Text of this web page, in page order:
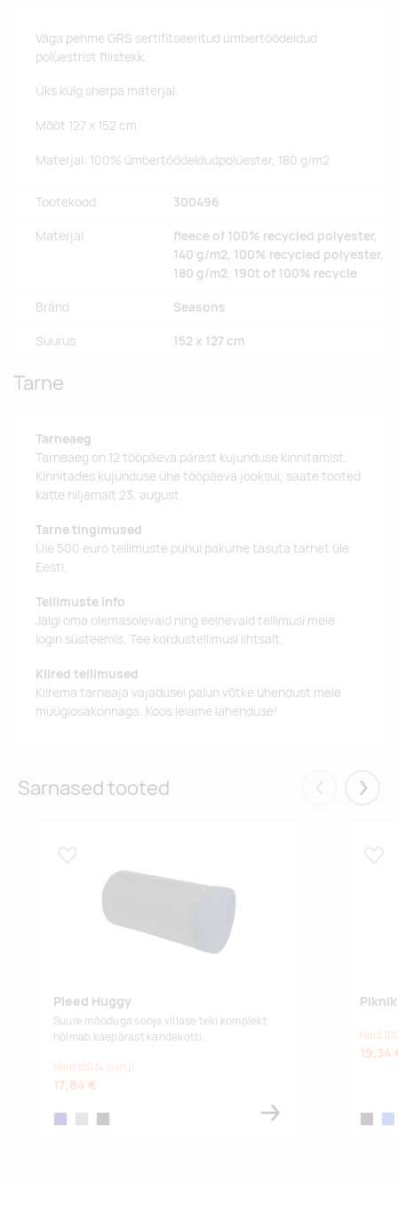
Väga pehme GRS sertifitseeritud ümbertöödeldud
polüestrist fliistekk.
Üks külg sherpa materjal.
Mõõt 127 x 152 cm
Materjal: 100% ümbertöödeldudpolüester, 180 g/m2
Tootekood 300496
Materjal
fleece of 100% recycled polyester,
140 g/m2, 100% recycled polyester,
180 g/m2, 190t of 100% recycle
Bränd Seasons
Suurus 152 x 127 cm
Tarne
Tarneaeg
Tarneaeg on 12 tööpäeva pärast kujunduse kinnitamist.
Kinnitades kujunduse ühe tööpäeva jooksul, saate tooted
kätte hiljemalt 23. august.
Tarne tingimused
Üle 500 euro tellimuste puhul pakume tasuta tarnet üle
Eesti.
Tellimuste info
Jälgi oma olemasolevaid ning eelnevaid tellimusi meie
login süsteemis. Tee kordustellimusi lihtsalt.
Kiired tellimused
Kiirema tarneaja vajadusel palun võtke ühendust meie
müügiosakonnaga. Koos leiame lahenduse!
Sarnased tooted Eelmised
Pleed Huggy
Suure mõõduga sooja villase teki komplekt
hõlmab käepärast kandekotti.
Hind 100 tk puhul
17,84 €
Hind
19,34